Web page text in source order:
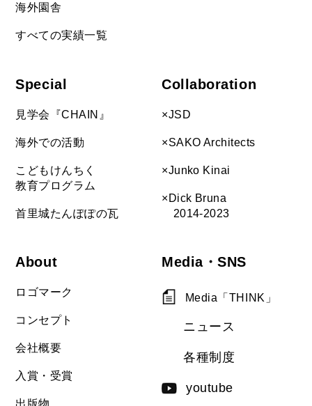
海外園舎
すべての実績一覧
Special
見学会『CHAIN』
海外での活動
こどもけんちく
教育プログラム
首里城たんぽぽの瓦
Collaboration
×JSD
×SAKO Architects
×Junko Kinai
×Dick Bruna
2014-2023
About
ロゴマーク
コンセプト
会社概要
入賞・受賞
出版物
Media・SNS
Media「THINK」
ニュース
各種制度
youtube